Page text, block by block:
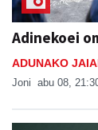
Adinekoei
ADUNAKO
Joni abu 08,